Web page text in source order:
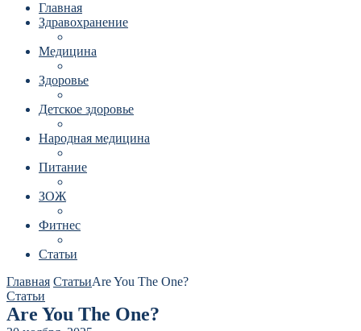
Главная
Здравохранение
Медицина
Здоровье
Детское здоровье
Народная медицина
Питание
ЗОЖ
Фитнес
Статьи
Главная СтатьиAre You The One?
Статьи
Are You The One?